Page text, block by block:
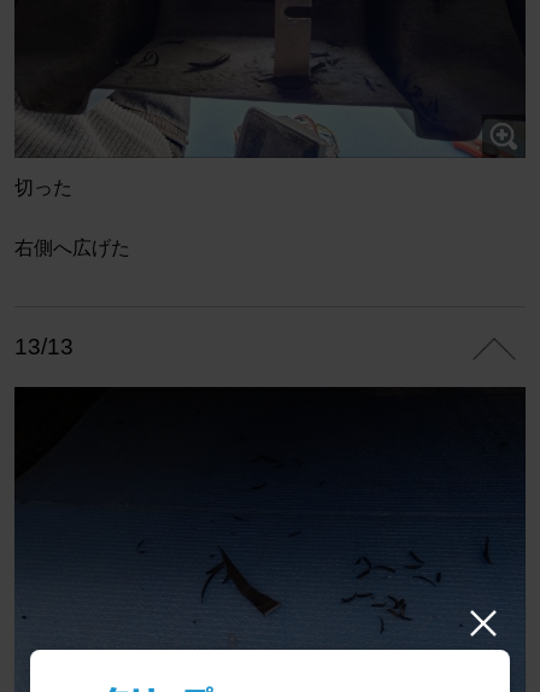
切った
右側へ広げた
13/13